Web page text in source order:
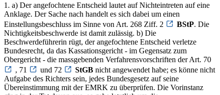
1. a) Der angefochtene Entscheid lautet auf Nichteintreten auf eine
Anklage. Der Sache nach handelt es sich dabei um einen
Einstellungsbeschluss im Sinne von Art. 268 Ziff. 2
BStP. Die
Nichtigkeitsbeschwerde ist damit zulässig. b) Die
Beschwerdeführerin rügt, der angefochtene Entscheid verletze
Bundesrecht, da das Kassationsgericht - im Gegensatz zum
Obergericht - die massgebenden Verfahrensvorschriften der Art. 70
, 71
und 72 StGB nicht angewendet habe; es könne nicht
Aufgabe des Richters sein, jedes Bundesgesetz auf seine
Übereinstimmung mit der EMRK zu überprüfen. Die Vorinstanz